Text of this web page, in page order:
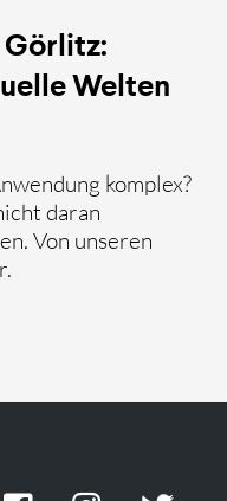
Welten
komplex?
daran
Von unseren